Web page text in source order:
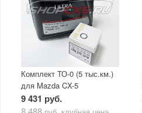
Комплект ТО-0 (5 тыс.км.)
для Mazda CX-5
(двигатель 2.0/2.5) с
маслом Mazda Original Oil
9 431 руб.